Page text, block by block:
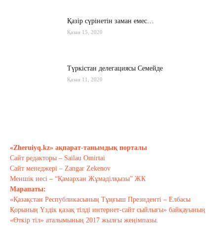
Қазір сүрінетін заман емес…
Қазан 15, 2020
Түркістан делегациясы Семейде
Қазан 11, 2020
Тағы оқу
«Zheruiyq.kz» ақпарат-танымдық порталы
Сайт редакторы – Sailau Omirtai
Сайт менеджері – Zangar Zekenov
Меншік иесі – “Қамархан Жұмаділқызы” ЖК
Марапаты:
«Қазақстан Республикасының Тұңғыш Президенті – Елбасы
Қорының Үздік қазақ тілді интернет-сайт сыйлығы» байқауының
«Өткір тіл» аталымының 2017 жылғы жеңімпазы.